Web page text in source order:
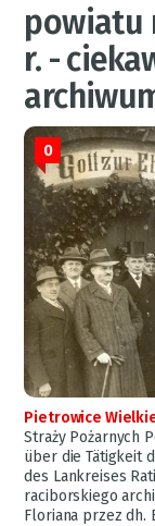
powiatu
r. -
0
Pietrowice
Straży Pożarnych
über die Tätigkeit
des Lankreises
raciborskiego
Floriana przez dh.